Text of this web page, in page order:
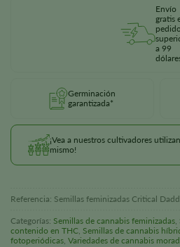
Envío
gratis
a 99
Germinación
garantizada*
¡Vea a nuestros cultivadores
mismo!
Referencia: Semillas feminizadas Critical
Categorías: Semillas de cannabis feminizadas,
contenido en THC, Semillas de cannabis
fotoperiódicas, Variedades de cannabis